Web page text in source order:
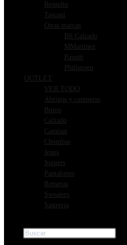
Resuelto
Tascani
Otras marcas
BS Calzado
MMartinez
Pasotti
Phillgreen
OUTLET
VER TODO
Abrigos y camperas
Buzos
Calzado
Camisas
Chombas
Jeans
Joggers
Pantalones
Remeras
Sweaters
Sastreria